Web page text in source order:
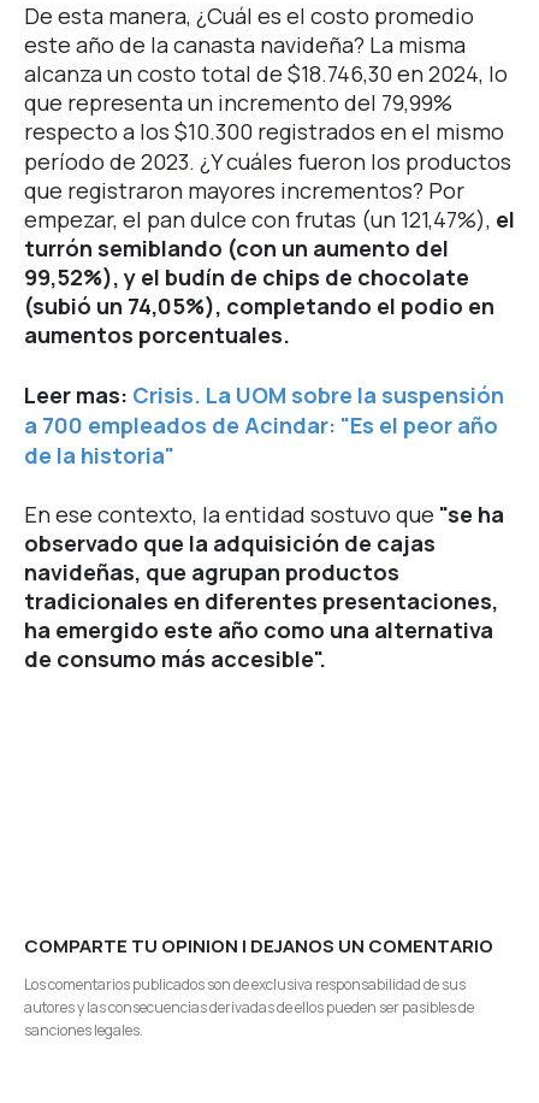
De esta manera, ¿Cuál es el costo promedio
este año de la canasta navideña? La misma
alcanza un costo total de $18.746,30 en 2024, lo
que representa un incremento del 79,99%
respecto a los $10.300 registrados en el mismo
período de 2023. ¿Y cuáles fueron los productos
que registraron mayores incrementos? Por
empezar, el pan dulce con frutas (un 121,47%), el
turrón semiblando (con un aumento del
99,52%), y el budín de chips de chocolate
(subió un 74,05%), completando el podio en
aumentos porcentuales.
Leer mas: Crisis. La UOM sobre la suspensión
a 700 empleados de Acindar: "Es el peor año
de la historia"
En ese contexto, la entidad sostuvo que "se ha
observado que la adquisición de cajas
navideñas, que agrupan productos
tradicionales en diferentes presentaciones,
ha emergido este año como una alternativa
de consumo más accesible".
COMPARTE TU OPINION | DEJANOS UN COMENTARIO
Los comentarios publicados son de exclusiva responsabilidad de sus
autores y las consecuencias derivadas de ellos pueden ser pasibles de
sanciones legales.